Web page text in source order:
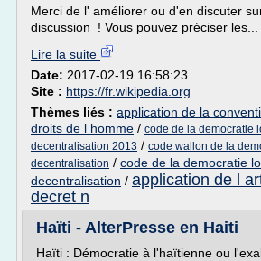
Merci de l' améliorer ou d'en discuter
discussion ! Vous pouvez préciser les...
Lire la suite
Date: 2017-02-19 16:58:23
Site : https://fr.wikipedia.org
Thèmes liés : application de la
droits de l homme / code de la democratie
decentralisation 2013 / code wallon de la
decentralisation / code de la democratie
decentralisation / application de l
decret n
Haïti - AlterPresse en Haiti
Haïti : Démocratie à l'haïtienne ou